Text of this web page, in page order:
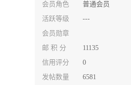
会员角色
普通会员
活跃等级
---
会员勋章
邮 积 分
11135
信用评分
0
发帖数量
6581